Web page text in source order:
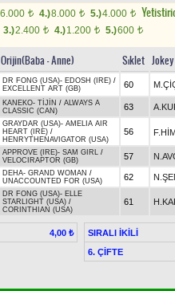
t 4.)8.000 t 5.)4.000 t
3.)2.400 t 4.)1.200 t 5.)600 t
Orijin(Baba - Anne) Sıklet Jokey
DR FONG (USA)- EDOSH (IRE) /
EXCELLENT ART (GB)
60
KANEKO- TİJİN / ALWAYS A
CLASSIC (CAN)
63
GRAYDAR (USA)- AMELIA AIR
HEART (IRE) /
HENRYTHENAVIGATOR (USA)
56
APPROVE (IRE)- SAM GIRL /
VELOCIRAPTOR (GB)
57
DEHA- GRAND WOMAN /
UNACCOUNTED FOR (USA)
62
DR FONG (USA)- ELLE
STARLIGHT (USA) /
CORINTHIAN (USA)
61
4,00 ₺
SIRALI İKİLİ
6. ÇİFTE